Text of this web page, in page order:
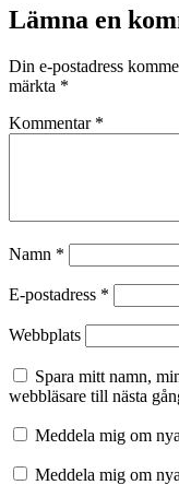
Lämna en
Din e-postadress
märkta *
Kommentar *
Namn *
E-postadress *
Webbplats
Spara mitt namn,
webbläsare till nästa
Meddela mig om
Meddela mig om